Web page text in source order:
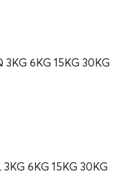
định thường do
3KG 6KG 15KG 30KG
6KG 15KG 30KG